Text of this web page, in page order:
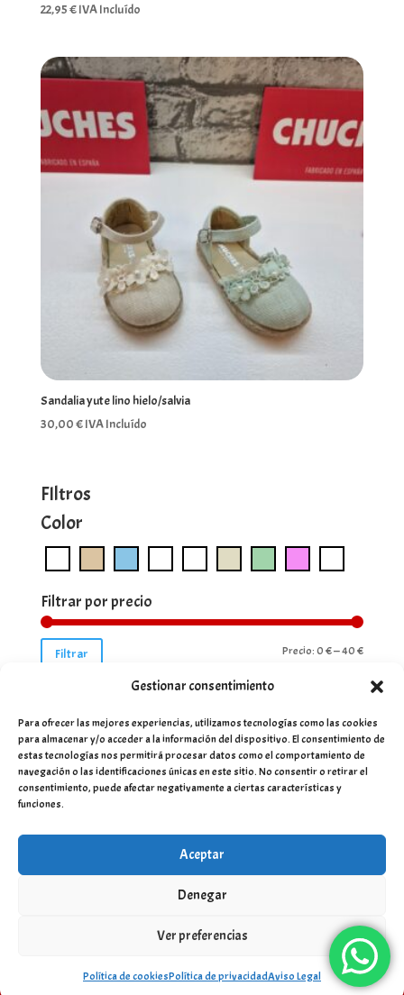
Gestionar consentimiento
Para ofrecer las mejores experiencias, utilizamos tecnologías como las cookies
para almacenar y/o acceder a la información del dispositivo. El consentimiento de
estas tecnologías nos permitirá procesar datos como el comportamiento de
navegación o las identificaciones únicas en este sitio. No consentir o retirar el
consentimiento, puede afectar negativamente a ciertas características y
funciones.
Aceptar
Denegar
Ver preferencias
Política de cookiesPolítica de privacidadAviso Legal
22,95€IVA Incluído
Sandalia yute lino hielo/salvia
30,00€IVA Incluído
FIltros
Color
Filtrar por precio
Precio
Precio
Filtrar Precio:0 €—40 €
Servinet Sistemas y Comunicación SLU
Política de envio y
devoluciones